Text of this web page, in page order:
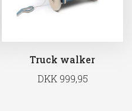
Truck walker
DKK 999,95